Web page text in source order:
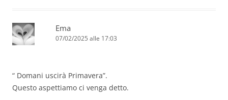
Ema
07/02/2025 alle 17:03
“ Domani uscirà Primavera”.
Questo aspettiamo ci venga detto.